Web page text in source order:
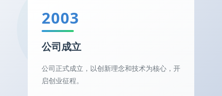
2003
公司成立
公司正式成立，以创新理念和技术为核心，开
启创业征程。